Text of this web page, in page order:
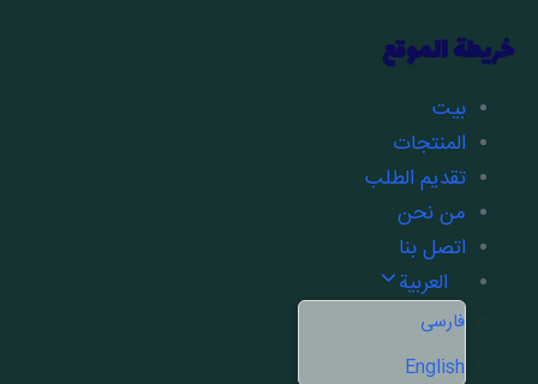
خريطة الموقع
بيت
المنتجات
تقديم الطلب
من نحن
اتصل بنا
العربية
فارسی
English